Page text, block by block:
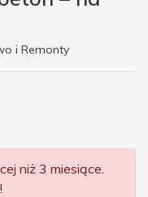
i Remonty
niż 3 miesiące.